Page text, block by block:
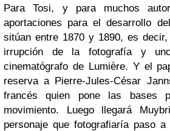
Para Tosi, y para muchos
aportaciones para el desarrollo
sitúan entre 1870 y 1890, es
irrupción de la fotografía y
cinematógrafo de Lumière. Y el
reserva a Pierre-Jules-César
francés quien pone las bases
movimiento. Luego llegará
personaje que fotografiaría paso